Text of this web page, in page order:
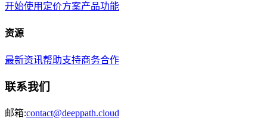
开始使用 定价方案产品功能
资源
最新资讯帮助支持商务合作
联系我们
邮箱:contact@deeppath.cloud